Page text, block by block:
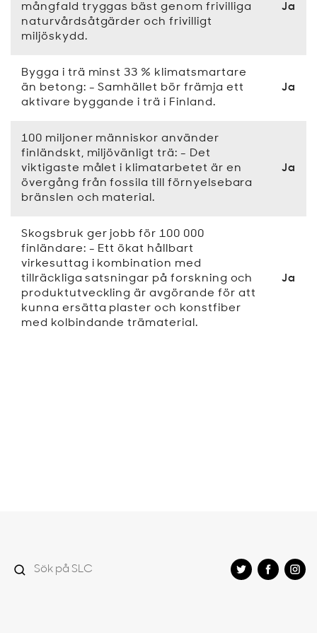
mångfald tryggas bäst genom frivilliga
naturvårdsåtgärder och frivilligt
miljöskydd.
Ja
Bygga i trä minst 33 % klimatsmartare
än betong: - Samhället bör främja ett
aktivare byggande i trä i Finland.
Ja
100 miljoner människor använder
finländskt, miljövänligt trä: - Det
viktigaste målet i klimatarbetet är en
övergång från fossila till förnyelsebara
bränslen och material.
Ja
Skogsbruk ger jobb för 100 000
finländare: - Ett ökat hållbart
virkesuttag i kombination med
tillräckliga satsningar på forskning och
produktutveckling är avgörande för att
kunna ersätta plaster och konstfiber
med kolbindande trämaterial.
Ja